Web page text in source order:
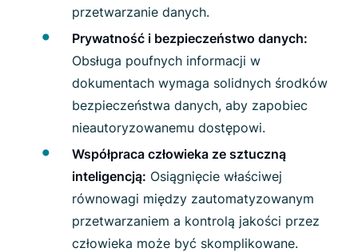
przetwarzanie danych.
Prywatność i bezpieczeństwo danych:
Obsługa poufnych informacji w
dokumentach wymaga solidnych środków
bezpieczeństwa danych, aby zapobiec
nieautoryzowanemu dostępowi.
Współpraca człowieka ze sztuczną
inteligencją: Osiągnięcie właściwej
równowagi między zautomatyzowanym
przetwarzaniem a kontrolą jakości przez
człowieka może być skomplikowane.